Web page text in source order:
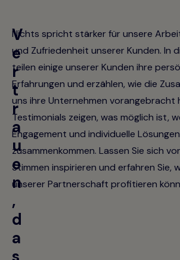
V
e
r
t
r
a
u
e
n
,
d
a
Nichts spricht stärker für unsere
und Zufriedenheit unserer Kunden. In
teilen einige unserer Kunden ihre
Erfahrungen und erzählen, wie die
uns ihre Unternehmen vorangebracht
Testimonials zeigen, was möglich ist,
Engagement und individuelle Lösungen
zusammenkommen. Lassen Sie sich
Stimmen inspirieren und erfahren Sie,
unserer Partnerschaft profitieren